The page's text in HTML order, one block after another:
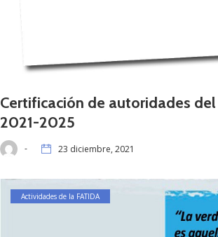
Certificación de autoridades
2021-2025
- 23 diciembre, 2021
Actividades de la FATIDA